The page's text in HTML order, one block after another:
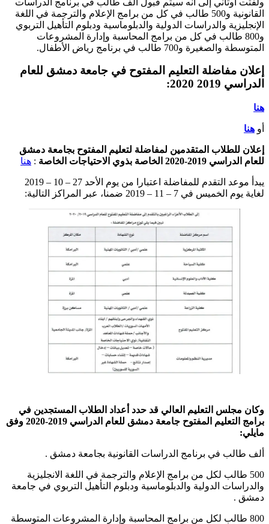
القانونية و500 طالب في كل من برامج الإعلام والترجمة في اللغة
الإنجليزية والدراسات الدولية والدبلوماسية ودبلوم التأهيل التربوي
و800 طالب في كل من برامج المحاسبة وإدارة المشروعات
المتوسطة والصغيرة و700 طالب في برنامج رياض الأطفال.
إعلان مفاضلة التعليم المفتوح في جامعة دمشق للعام
الدراسي 2019 2020:
هنا
أو هنا
إعلان للطلاب المتقدمين لمفاضلة لتعليم المفتوح بجامعة دمشق
للعام الدراسي 2019-2020 الخاصة بذوي الاحتياجات الخاصة
: هنا
يبدأ موعد التقدم للمفاضلة اعتبارا من يوم الأحد 27 – 10 – 2019
لغاية يوم الخميس في 7 – 11 – 2019 ضمنا، عبر المراكز التالية:
وكان مجلس التعليم العالي قد حدد أعداد الطلاب المستجدين في
برامج التعليم المفتوح جامعة دمشق للعام الدراسي 2019-2020 وفق
مايلي:
ألف طالب في برنامج الدراسات القانونية بجامعة دمشق .
500 طالب لكل من برامج الإعلام والترجمة في اللغة الانجليزية
والدراسات الدولية والدبلوماسية ودبلوم التأهيل التربوي في جامعة
دمشق .
800 طالب لكل من برامج المحاسبة وإدارة المشروعات المتوسطة